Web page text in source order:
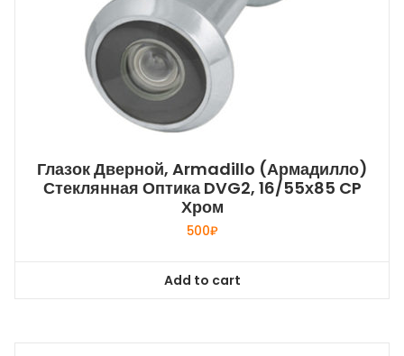
Глазок Дверной, Armadillo (Армадилло)
Стеклянная Оптика DVG2, 16/55х85 CP
Хром
500₽
Add to cart